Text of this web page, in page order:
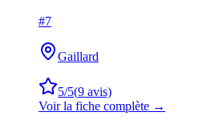
#7
Gaillard
5/5(9 avis)
Voir la fiche complète →